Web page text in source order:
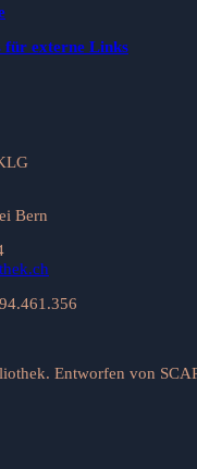
für externe Links
Bern
Entworfen von